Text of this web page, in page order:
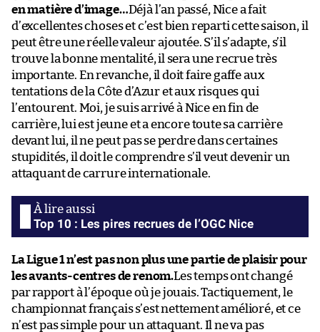
en matière d’image…Déjà l’an passé, Nice a fait
d’excellentes choses et c’est bien reparti cette saison, il
peut être une réelle valeur ajoutée. S’il s’adapte, s’il
trouve la bonne mentalité, il sera une recrue très
importante. En revanche, il doit faire gaffe aux
tentations de la Côte d’Azur et aux risques qui
l’entourent. Moi, je suis arrivé à Nice en fin de
carrière, lui est jeune et a encore toute sa carrière
devant lui, il ne peut pas se perdre dans certaines
stupidités, il doit le comprendre s’il veut devenir un
attaquant de carrure internationale.
Top 10 : Les pires recrues de l’OGC Nice
La Ligue 1 n’est pas non plus une partie de plaisir pour
les avants-centres de renom.Les temps ont changé
par rapport à l’époque où je jouais. Tactiquement, le
championnat français s’est nettement amélioré, et ce
n’est pas simple pour un attaquant. Il ne va pas